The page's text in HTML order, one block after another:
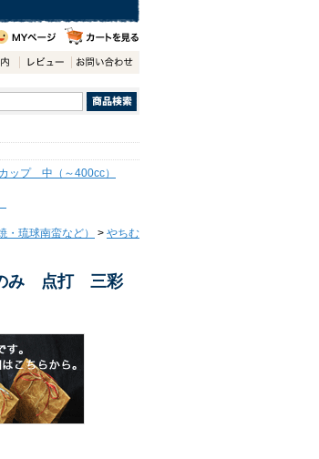
ップ 中（～400cc）
琉球南蛮など） > やちむ
み 点打 三彩